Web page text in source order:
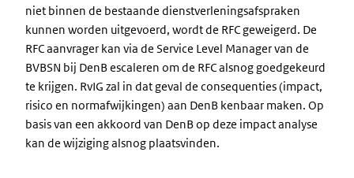
niet binnen de bestaande dienstverleningsafspraken
kunnen worden uitgevoerd, wordt de RFC geweigerd. De
RFC aanvrager kan via de Service Level Manager van de
BVBSN bij DenB escaleren om de RFC alsnog goedgekeurd
te krijgen. RvIG zal in dat geval de consequenties (impact,
risico en normafwijkingen) aan DenB kenbaar maken. Op
basis van een akkoord van DenB op deze impact analyse
kan de wijziging alsnog plaatsvinden.